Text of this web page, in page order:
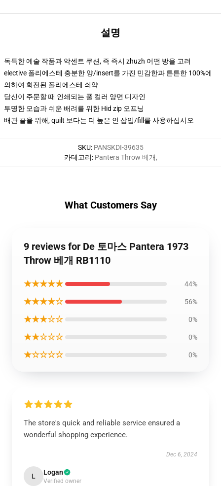
설명
독특한 예술 작품과 악센트 쿠션, 즉 즉시 zhuzh 어떤 방을 고려
elective 폴리에스테 충분한 양/insert를 가진 민감한과 튼튼한 100%에
의하여 회전된 폴리에스테 쇠약
당신이 주문할 때 인쇄되는 풀 컬러 양면 디자인
투명한 모습과 쉬운 배려를 위한 Hid zip 오프닝
배관 끝을 위해, quilt 보다는 더 높은 인 삽입/fill를 사용하십시오
SKU: PANSKDI-39635
카테고리: Pantera Throw 베개,
What Customers Say
9 reviews for De 토마스 Pantera 1973
Throw 베개 RB1110
★★★★★ 44%
★★★★☆ 56%
★★★☆☆ 0%
★★☆☆☆ 0%
★☆☆☆☆ 0%
The store's quick and reliable service ensured a
wonderful shopping experience.
Dec 6, 2024
L Logan
Verified owner